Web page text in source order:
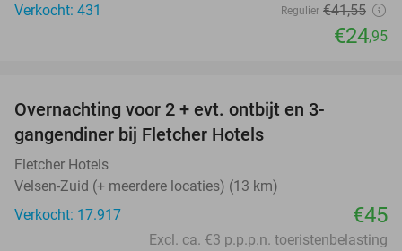
Verkocht: 431
Regulier €41,55
€24,95
Overnachting voor 2 + evt. ontbijt en 3-
gangendiner bij Fletcher Hotels
Fletcher Hotels
Velsen-Zuid (+ meerdere locaties) (13 km)
Verkocht: 17.917
€45
Excl. ca. €3 p.p.p.n. toeristenbelasting